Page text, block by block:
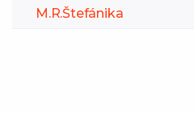
M.R.Štefánika